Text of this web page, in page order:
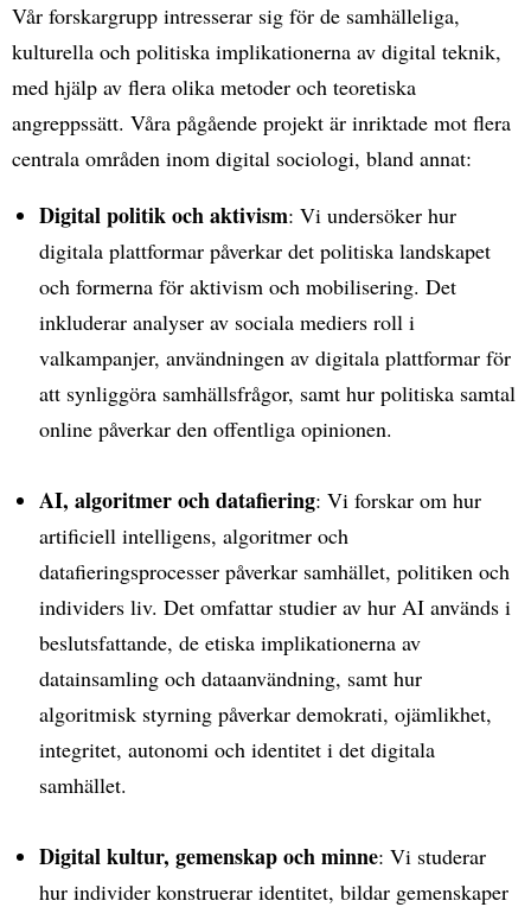
Vår forskargrupp intresserar sig för de samhälleliga,
kulturella och politiska implikationerna av digital teknik,
med hjälp av flera olika metoder och teoretiska
angreppssätt. Våra pågående projekt är inriktade mot flera
centrala områden inom digital sociologi, bland annat:
Digital politik och aktivism: Vi undersöker hur
digitala plattformar påverkar det politiska landskapet
och formerna för aktivism och mobilisering. Det
inkluderar analyser av sociala mediers roll i
valkampanjer, användningen av digitala plattformar för
att synliggöra samhällsfrågor, samt hur politiska samtal
online påverkar den offentliga opinionen.
AI, algoritmer och datafiering: Vi forskar om hur
artificiell intelligens, algoritmer och
datafieringsprocesser påverkar samhället, politiken och
individers liv. Det omfattar studier av hur AI används i
beslutsfattande, de etiska implikationerna av
datainsamling och dataanvändning, samt hur
algoritmisk styrning påverkar demokrati, ojämlikhet,
integritet, autonomi och identitet i det digitala
samhället.
Digital kultur, gemenskap och minne: Vi studerar
hur individer konstruerar identitet, bildar gemenskaper